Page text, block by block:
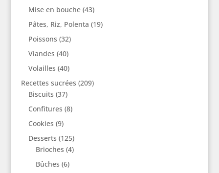
Mise en bouche(43)
Pâtes, Riz, Polenta (19)
Poissons (32)
Viandes (40)
Volailles (40)
Recettes sucrées (209)
Biscuits (37)
Confitures (8)
Cookies (9)
Desserts (125)
Brioches (4)
Bûches (6)